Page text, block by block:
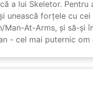
a lui Skeletor. Pentru
unească forțele cu
Man-At-Arms, și să-și
- cel mai puternic om